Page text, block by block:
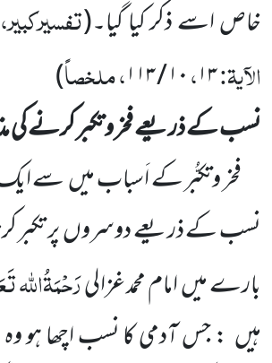
خاص اسے ذکر کیا گیا۔(
الآیۃ:۱۳،۱۰/۱۱۳، ملخصاً)
نسب کے ذریعے فخر و تکبر کرنے
فخر وتکبُّر کے اَسباب میںسے
نسب کے ذریعے دوسروںپر
بارےمیںامام محمد غزالیرَحْمَۃُاللہ
ہیں : جس آدمی کا نسب اچھا